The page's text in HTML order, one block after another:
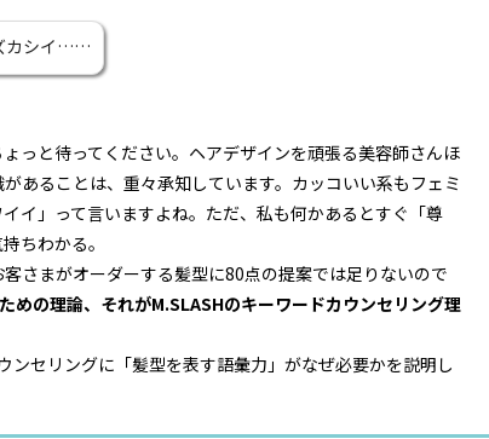
カシイ……
っと待ってください。ヘアデザインを頑張る美容師さんほ
あることは、重々承知しています。カッコいい系もフェミ
イ」って言いますよね。ただ、私も何かあるとすぐ「尊
ちわかる。
さまがオーダーする髪型に80点の提案では足りないので
めの理論、それがM.SLASHのキーワードカウンセリング理
ンセリングに「髪型を表す語彙力」がなぜ必要かを説明し